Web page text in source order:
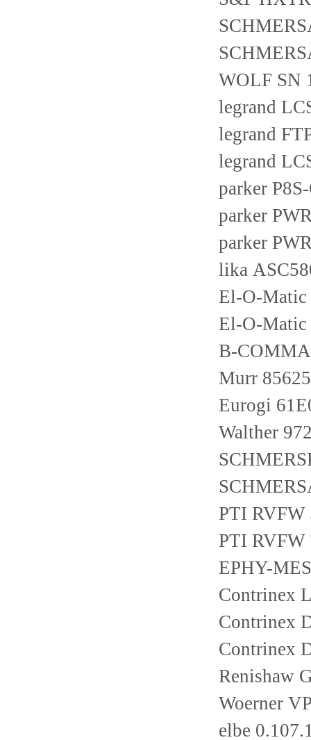
WOLF SN
legrand
legrand
legrand
parker
parker
parker
lika
El-O-Matic
El-O-Matic
B-
Murr 85625
Eurogi
Walther
PTI RVFW
PTI RVFW
EPHY-
Contrinex
Contrinex
Contrinex
Renishaw
Woerner
elbe